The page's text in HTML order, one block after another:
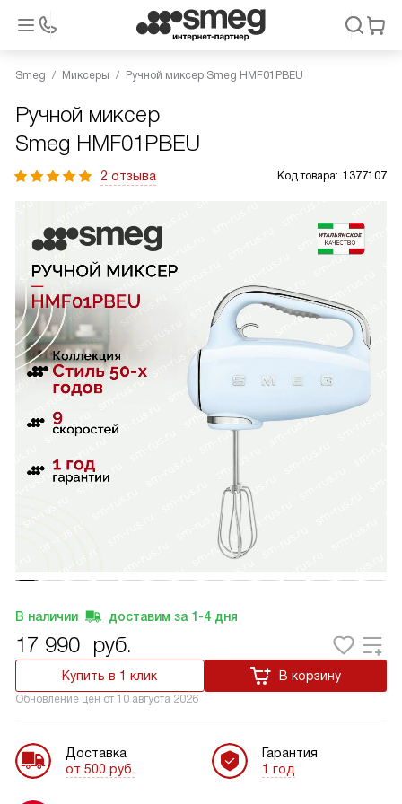
Smeg Миксеры Ручной миксер Smeg HMF01PBEU
Ручной миксер
Smeg HMF01PBEU
2 отзыва Код товара: 1377107
В наличии доставим за 1-4 дня
17 990 руб.
Купить в 1 клик В корзину
Обновление цен от 10 августа 2026
Доставка
от 500 руб.
Гарантия
1 год